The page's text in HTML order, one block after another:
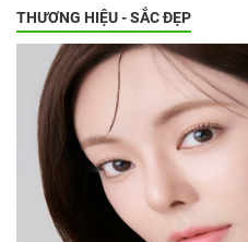
THƯƠNG HIỆU - SẮC ĐẸP